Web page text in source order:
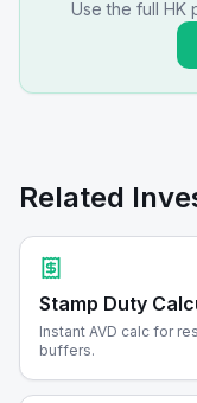
Use the full HK
Related
Stamp Duty
Instant AVD calc for
buffers.